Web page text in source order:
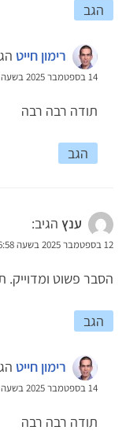
הגב
רימון חייט
14 בספטמבר 2025 בשעה 10:37
תודה רבה רבה
הגב
ענץ הגיב:
12 בספטמבר 2025 בשעה 16:58
הסבר פשוט
הגב
רימון חייט
14 בספטמבר 2025 בשעה 10:37
תודה רבה רבה